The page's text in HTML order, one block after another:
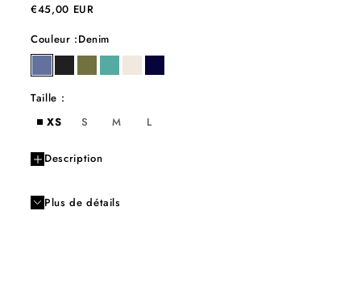
Prix de vente
€45,00 EUR
Couleur :Denim
denimebenekakilagoonmilknight
Taille :
XS
S M L
Description
Plus de détails